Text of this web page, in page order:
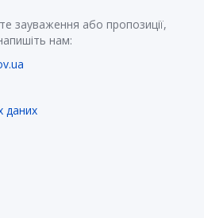
зауваження або пропозиції,
нам:
даних